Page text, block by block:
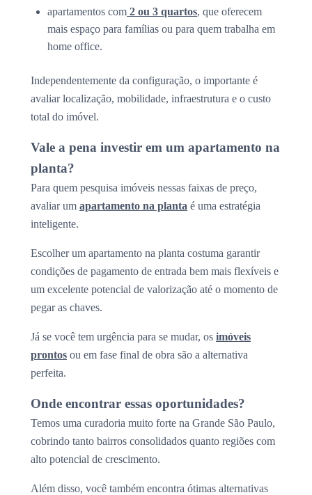
apartamentos com 2 ou 3 quartos, que oferecem
mais espaço para famílias ou para quem trabalha em
home office.
Independentemente da configuração, o importante é
avaliar localização, mobilidade, infraestrutura e o custo
total do imóvel.
Vale a pena investir em um apartamento na
planta?
Para quem pesquisa imóveis nessas faixas de preço,
avaliar um apartamento na planta é uma estratégia
inteligente.
Escolher um apartamento na planta costuma garantir
condições de pagamento de entrada bem mais flexíveis e
um excelente potencial de valorização até o momento de
pegar as chaves.
Já se você tem urgência para se mudar, os imóveis
prontos ou em fase final de obra são a alternativa
perfeita.
Onde encontrar essas oportunidades?
Temos uma curadoria muito forte na Grande São Paulo,
cobrindo tanto bairros consolidados quanto regiões com
alto potencial de crescimento.
Além disso, você também encontra ótimas alternativas